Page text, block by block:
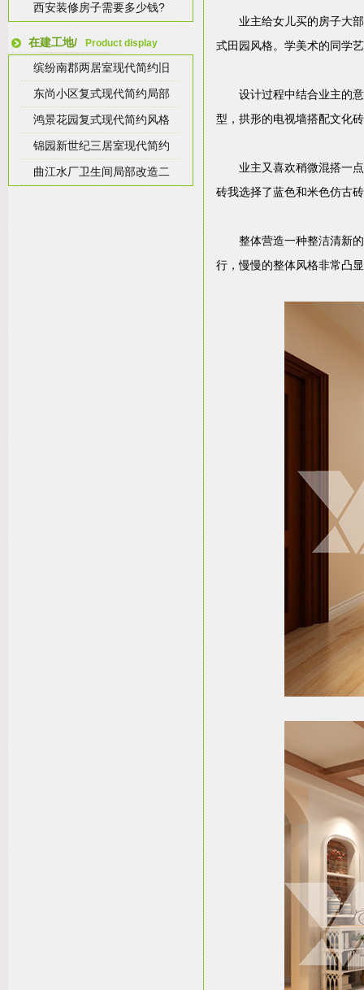
西安装修房子需要多少钱?
在建工地/ Product display
缤纷南郡两居室现代简约旧
东尚小区复式现代简约局部
鸿景花园复式现代简约风格
锦园新世纪三居室现代简约
曲江水厂卫生间局部改造二
业主给女儿买的房子大
式田园风格。学美术的同学
设计过程中结合业主的
型，拱形的电视墙搭配文化
业主又喜欢稍微混搭一
砖我选择了蓝色和米色仿古
整体营造一种整洁清新
行，慢慢的整体风格非常凸